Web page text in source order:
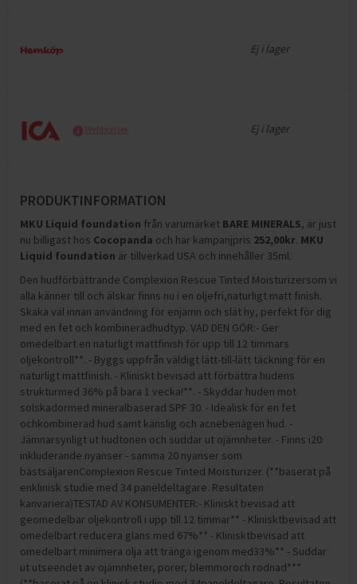
Ej i lager
Webbpriser Ej i lager
PRODUKTINFORMATION
MKU Liquid foundation från varumärket BARE MINERALS, är just
nu billigast hos Cocopanda och har kampanjpris 252,00kr. MKU
Liquid foundation är tillverkad USA och innehåller 35ml.
Den hudförbättrande Complexion Rescue Tinted Moisturizersom vi
alla känner till och älskar finns nu i en oljefri,naturligt matt finish.
Skaka väl innan användning för enjämn och slät hy, perfekt för dig
med en fet och kombineradhudtyp. VAD DEN GÖR:- Ger
omedelbart en naturligt mattfinish för upp till 12 timmars
oljekontroll**. - Byggs uppfrån väldigt lätt-till-lätt täckning för en
naturligt mattfinish. - Kliniskt bevisad att förbättra hudens
strukturmed 36% på bara 1 vecka!**. - Skyddar huden mot
solskadormed mineralbaserad SPF 30. - Idealisk för en fet
ochkombinerad hud samt känslig och acnebenägen hud. -
Jämnarsynligt ut hudtonen och suddar ut ojämnheter. - Finns i20
inkluderande nyanser - samma 20 nyanser som
bästsäljarenComplexion Rescue Tinted Moisturizer. (**baserat på
enklinisk studie med 34 paneldeltagare. Resultaten
kanvariera)TESTAD AV KONSUMENTER:- Kliniskt bevisad att
geomedelbar oljekontroll i upp till 12 timmar** - Klinisktbevisad att
omedelbart reducera glans med 67%** - Klinisktbevisad att
omedelbart minimera olja att tränga igenom med33%** - Suddar
ut utseendet av ojämnheter, porer, blemmoroch rodnad***